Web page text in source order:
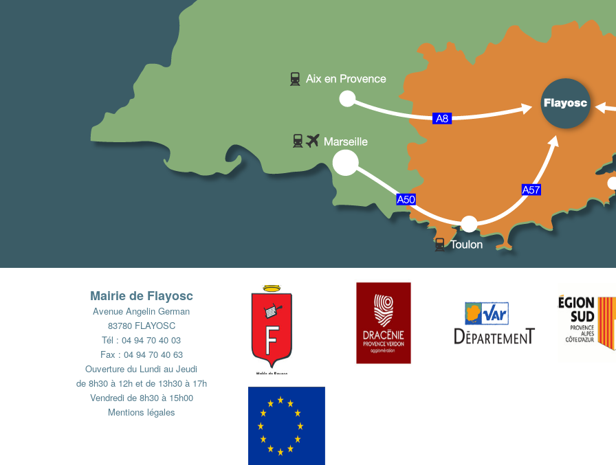
Mairie de Flayosc
Avenue Angelin German
83780 FLAYOSC
Tél : 04 94 70 40 03
Fax : 04 94 70 40 63
Ouverture du Lundi au Jeudi
de 8h30 à 12h et de 13h30 à 17h
Vendredi de 8h30 à 15h00
Mentions légales